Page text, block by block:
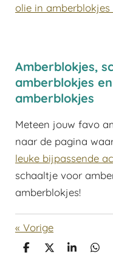
olie in
Amberblokjes,
amberblokjes
amberblokjes
Meteen jouw favo
naar de pagina
leuke bijpassende
schaaltje voor
amberblokjes!
« Vorige
D
D
S
D